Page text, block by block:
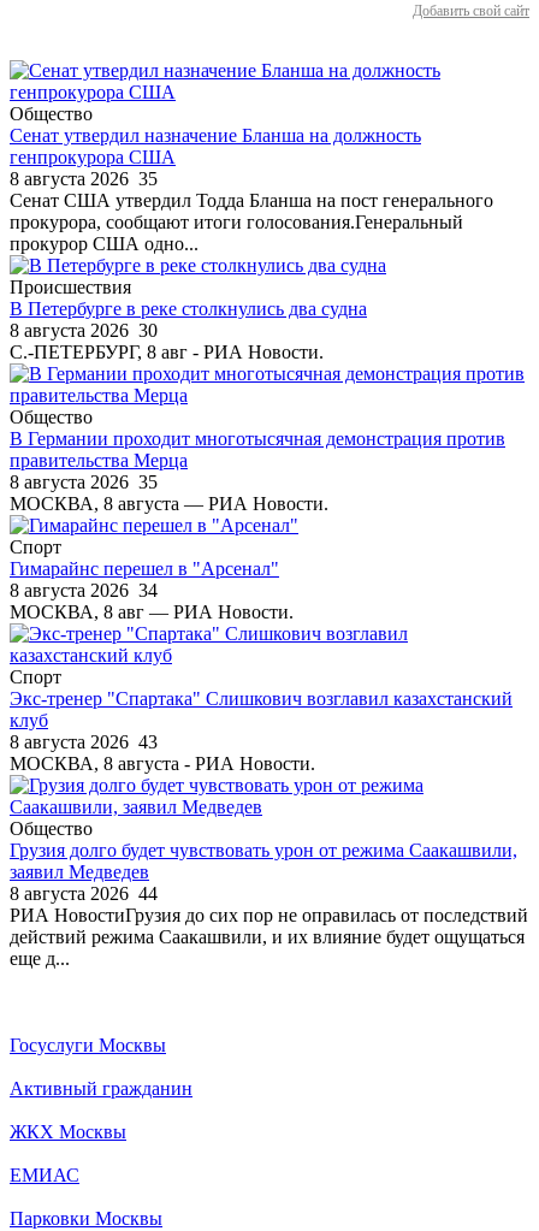
Добавить свой сайт
Общество
Сенат утвердил назначение Бланша на должность
генпрокурора США
8 августа 2026 35
Сенат США утвердил Тодда Бланша на пост генерального
прокурора, сообщают итоги голосования.Генеральный
прокурор США одно...
Происшествия
В Петербурге в реке столкнулись два судна
8 августа 2026 30
С.-ПЕТЕРБУРГ, 8 авг - РИА Новости.
Общество
В Германии проходит многотысячная демонстрация против
правительства Мерца
8 августа 2026 35
МОСКВА, 8 августа — РИА Новости.
Спорт
Гимарайнс перешел в "Арсенал"
8 августа 2026 34
МОСКВА, 8 авг — РИА Новости.
Спорт
Экс-тренер "Спартака" Слишкович возглавил казахстанский
клуб
8 августа 2026 43
МОСКВА, 8 августа - РИА Новости.
Общество
Грузия долго будет чувствовать урон от режима Саакашвили,
заявил Медведев
8 августа 2026 44
РИА НовостиГрузия до сих пор не оправилась от последствий
действий режима Саакашвили, и их влияние будет ощущаться
еще д...
Госуслуги Москвы
Активный гражданин
ЖКХ Москвы
ЕМИАС
Парковки Москвы